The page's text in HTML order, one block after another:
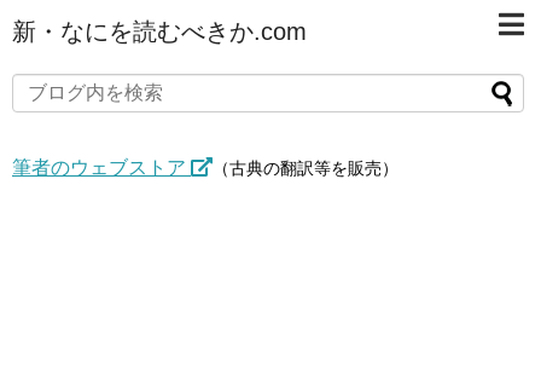
新・なにを読むべきか.com
筆者のウェブストア （古典の翻訳等を販売）